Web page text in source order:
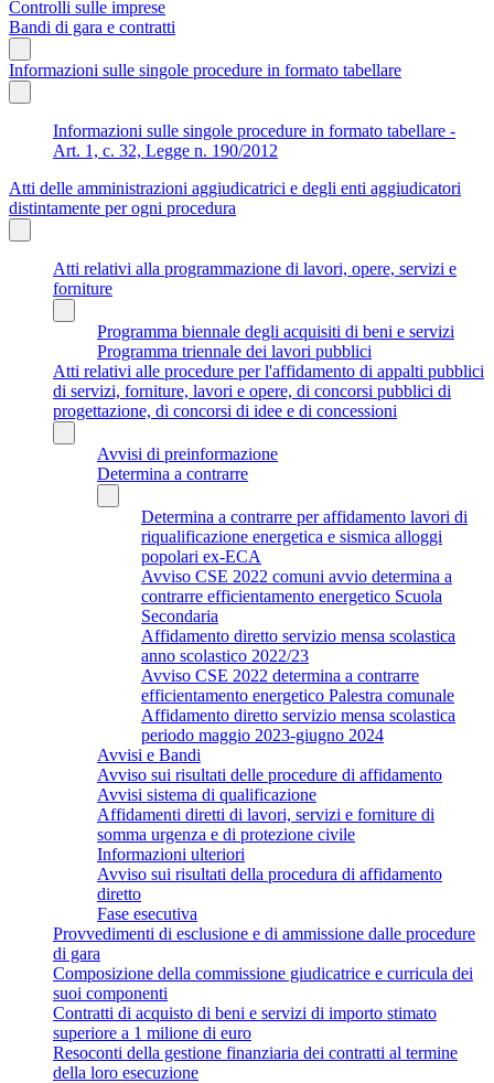
Controlli sulle imprese
Bandi di gara e contratti
Informazioni sulle singole procedure in formato tabellare
Informazioni sulle singole procedure in formato tabellare -
Art. 1, c. 32, Legge n. 190/2012
Atti delle amministrazioni aggiudicatrici e degli enti aggiudicatori
distintamente per ogni procedura
Atti relativi alla programmazione di lavori, opere, servizi e
forniture
Programma biennale degli acquisiti di beni e servizi
Programma triennale dei lavori pubblici
Atti relativi alle procedure per l'affidamento di appalti pubblici
di servizi, forniture, lavori e opere, di concorsi pubblici di
progettazione, di concorsi di idee e di concessioni
Avvisi di preinformazione
Determina a contrarre
Determina a contrarre per affidamento lavori di
riqualificazione energetica e sismica alloggi
popolari ex-ECA
Avviso CSE 2022 comuni avvio determina a
contrarre efficientamento energetico Scuola
Secondaria
Affidamento diretto servizio mensa scolastica
anno scolastico 2022/23
Avviso CSE 2022 determina a contrarre
efficientamento energetico Palestra comunale
Affidamento diretto servizio mensa scolastica
periodo maggio 2023-giugno 2024
Avvisi e Bandi
Avviso sui risultati delle procedure di affidamento
Avvisi sistema di qualificazione
Affidamenti diretti di lavori, servizi e forniture di
somma urgenza e di protezione civile
Informazioni ulteriori
Avviso sui risultati della procedura di affidamento
diretto
Fase esecutiva
Provvedimenti di esclusione e di ammissione dalle procedure
di gara
Composizione della commissione giudicatrice e curricula dei
suoi componenti
Contratti di acquisto di beni e servizi di importo stimato
superiore a 1 milione di euro
Resoconti della gestione finanziaria dei contratti al termine
della loro esecuzione